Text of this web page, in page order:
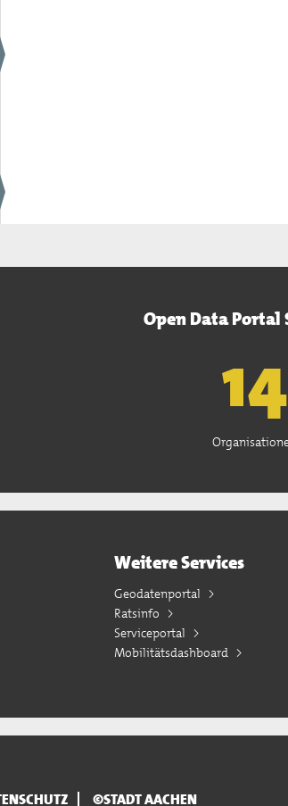
Open Data
15
Weitere Services
Geodatenportal
Ratsinfo
Serviceportal
Mobilitätsdashboard
©STADT AACHEN